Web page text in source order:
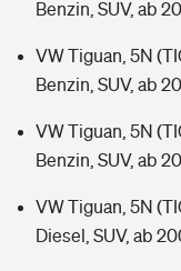
Benzin, SUV, ab
VW Tiguan, 5N
Benzin, SUV, ab
VW Tiguan, 5N
Benzin, SUV, ab
VW Tiguan, 5N
Diesel, SUV, ab